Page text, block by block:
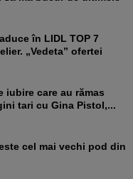
„Vedeta” ofertei
tari cu Gina Pistol,...